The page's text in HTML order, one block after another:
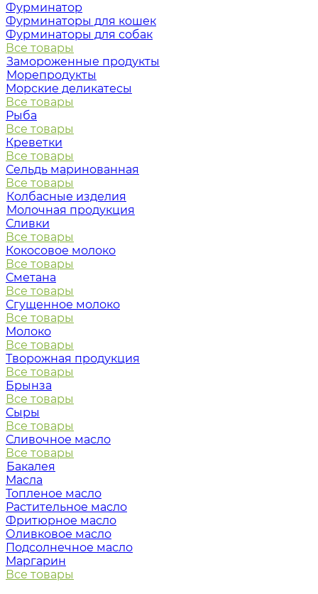
Фурминатор
Фурминаторы для кошек
Фурминаторы для собак
Все товары
Замороженные продукты
Морепродукты
Морские деликатесы
Все товары
Рыба
Все товары
Креветки
Все товары
Сельдь маринованная
Все товары
Колбасные изделия
Молочная продукция
Сливки
Все товары
Кокосовое молоко
Все товары
Сметана
Все товары
Сгущенное молоко
Все товары
Молоко
Все товары
Творожная продукция
Все товары
Брынза
Все товары
Сыры
Все товары
Сливочное масло
Все товары
Бакалея
Масла
Топленое масло
Растительное масло
Фритюрное масло
Оливковое масло
Подсолнечное масло
Маргарин
Все товары